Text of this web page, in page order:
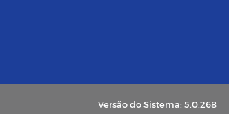
Versão do Sistema: 5.0.268